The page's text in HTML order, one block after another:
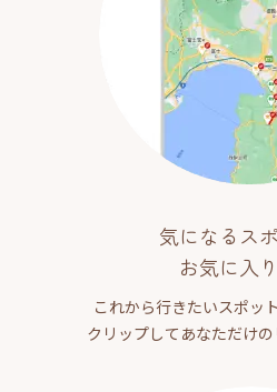
気になるス
お気に入
これから行きたいスポッ
クリップしてあなただけの